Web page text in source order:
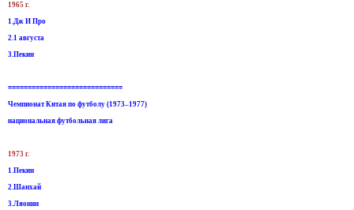
1965 г.
1.Дж И Про
2.1 августа
3.Пекин
=============================
Чемпионат Китая по футболу (1973–1977)
национальная футбольная лига
1973 г.
1.Пекин
2.Шанхай
3.Ляонин